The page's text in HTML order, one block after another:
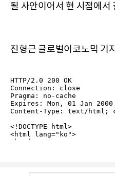
될 사안이어서 현 시점에서
진형근 글로벌이코노믹